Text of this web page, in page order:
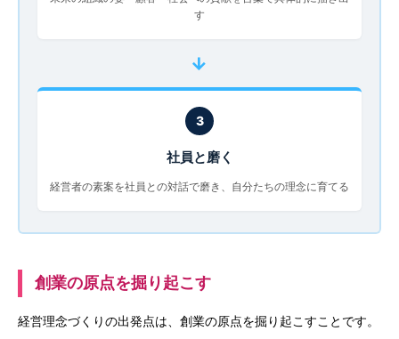
す
→
3
社員と磨く
経営者の素案を社員との対話で磨き、自分たちの理念に育てる
創業の原点を掘り起こす
経営理念づくりの出発点は、創業の原点を掘り起こすことです。